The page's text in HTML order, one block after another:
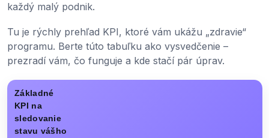
každý malý podnik.
Tu je rýchly prehľad KPI, ktoré vám ukážu „zdravie“
programu. Berte túto tabuľku ako vysvedčenie –
prezradí vám, čo funguje a kde stačí pár úprav.
Základné
KPI na
sledovanie
stavu vášho